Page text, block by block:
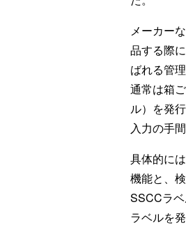
メーカー
品する際
ばれる管
通常は箱
ル）を発
入力の手
具体的に
機能と、
SSCCラ
ラベルを